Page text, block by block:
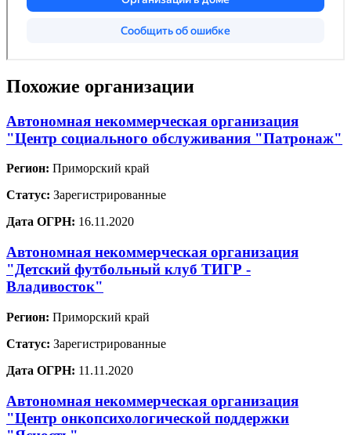
Похожие организации
Автономная некоммерческая организация
"Центр социального обслуживания "Патронаж"
Регион: Приморский край
Статус: Зарегистрированные
Дата ОГРН: 16.11.2020
Автономная некоммерческая организация
"Детский футбольный клуб ТИГР -
Владивосток"
Регион: Приморский край
Статус: Зарегистрированные
Дата ОГРН: 11.11.2020
Автономная некоммерческая организация
"Центр онкопсихологической поддержки